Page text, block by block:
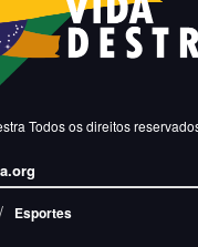
Todos os direitos
Esportes